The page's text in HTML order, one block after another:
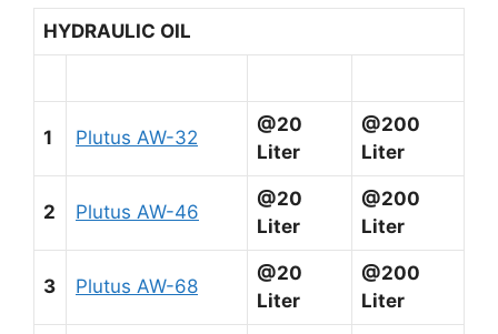
HYDRAULIC OIL
1 Plutus AW-32
@20
Liter
@200
Liter
2 Plutus AW-46
@20
Liter
@200
Liter
3 Plutus AW-68
@20
Liter
@200
Liter